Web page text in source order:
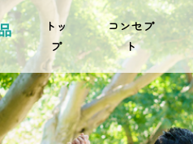
トッ
プ
コンセプ
ト